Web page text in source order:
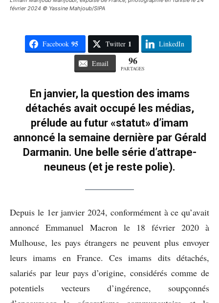
février 2024 © Yassine Mahjoub/SIPA
Facebook 95 Twitter 1 LinkedIn
Email 96
PARTAGES
En janvier, la question des imams
détachés avait occupé les médias,
prélude au futur «statut» d’imam
annoncé la semaine dernière par Gérald
Darmanin. Une belle série d’attrape-
neuneus (et je reste polie).
Depuis le 1er janvier 2024, conformément à ce qu’avait
annoncé Emmanuel Macron le 18 février 2020 à
Mulhouse, les pays étrangers ne peuvent plus envoyer
leurs imams en France. Ces imams dits détachés,
salariés par leur pays d’origine, considérés comme de
potentiels vecteurs d’ingérence, soupçonnés